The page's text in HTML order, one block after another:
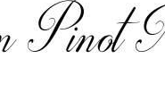
Pinot